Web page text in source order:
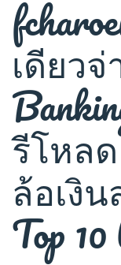
เดียว
รีโหล
ล้อเงิ
Top